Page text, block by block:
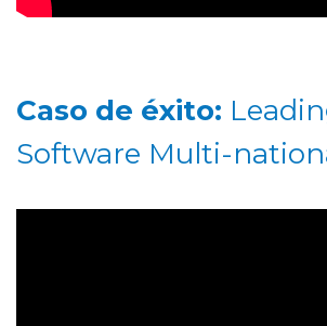
Caso de éxito:
Software Multi-